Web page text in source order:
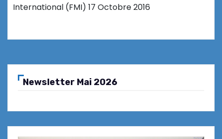
International (FMI) 17 Octobre 2016
Newsletter Mai 2026